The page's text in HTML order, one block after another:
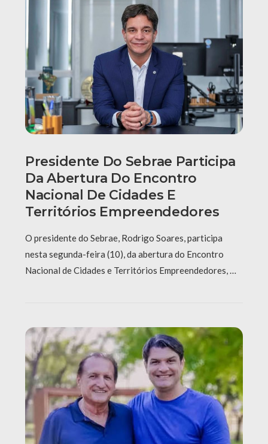
Presidente Do Sebrae Participa
Da Abertura Do Encontro
Nacional De Cidades E
Territórios Empreendedores
O presidente do Sebrae, Rodrigo Soares, participa
nesta segunda-feira (10), da abertura do Encontro
Nacional de Cidades e Territórios Empreendedores, …